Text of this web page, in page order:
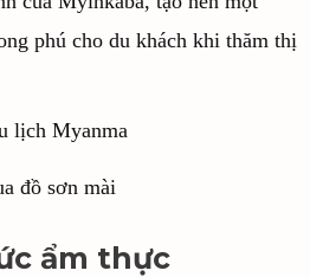
phú cho du khách khi thăm thị
đồ sơn mài
ẩm thực